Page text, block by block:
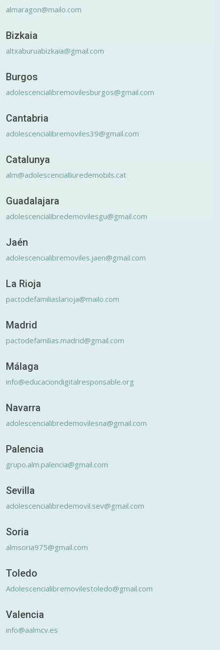
almaragon@mailo.com
Bizkaia
altxaburuabizkaia@gmail.com
Burgos
adolescencialibremovilesburgos@gmail.com
Cantabria
adolescencialibremoviles39@gmail.com
Catalunya
alm@adolescencialliuredemobils.cat
Guadalajara
adolescencialibredemovilesgu@gmail.com
Jaén
adolescencialibremoviles.jaen@gmail.com
La Rioja
pactodefamiliaslarioja@mailo.com
Madrid
pactodefamilias.madrid@gmail.com
Málaga
info@educaciondigitalresponsable.org
Navarra
adolescencialibredemovilesna@gmail.com
Palencia
grupo.alm.palencia@gmail.com
Sevilla
adolescencialibredemovil.sev@gmail.com
Soria
almsoria975@gmail.com
Toledo
Adolescencialibremovilestoledo@gmail.com
Valencia
info@aalmcv.es